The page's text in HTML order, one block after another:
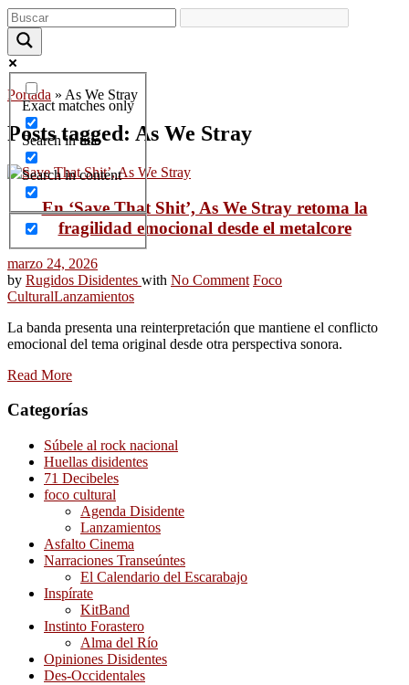
Exact matches only
Search in title
Search in content
Portada » As We Stray
Posts tagged: As We Stray
En ‘Save That Shit’, As We Stray retoma la
fragilidad emocional desde el metalcore
marzo 24, 2026
by Rugidos Disidentes with No Comment Foco
CulturalLanzamientos
La banda presenta una reinterpretación que mantiene el conflicto
emocional del tema original desde otra perspectiva sonora.
Read More
Categorías
Súbele al rock nacional
Huellas disidentes
71 Decibeles
foco cultural
Agenda Disidente
Lanzamientos
Asfalto Cinema
Narraciones Transeúntes
El Calendario del Escarabajo
Inspírate
KitBand
Instinto Forastero
Alma del Río
Opiniones Disidentes
Des-Occidentales